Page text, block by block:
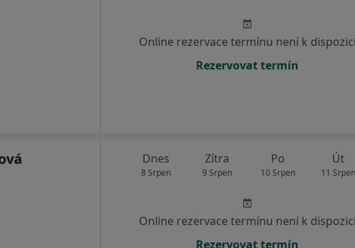
Online rezervace termínu není k dispozici
Rezervovat termín
Dnes
8 Srpen
Zítra
9 Srpen
Po
10 Srpen
Út
11 Srpen
Online rezervace termínu není k dispozici
Rezervovat termín